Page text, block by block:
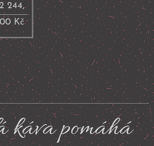
244,
00Kč
káva pomáhá